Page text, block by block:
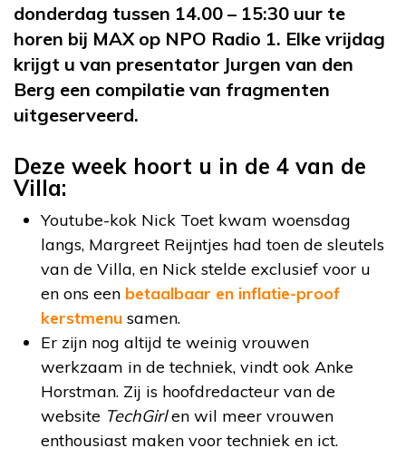
donderdag tussen 14.00 – 15:30 uur te
horen bij MAX op NPO Radio 1. Elke vrijdag
krijgt u van presentator Jurgen van den
Berg een compilatie van fragmenten
uitgeserveerd.
Deze week hoort u in de 4 van de
Villa:
Youtube-kok Nick Toet kwam woensdag
langs, Margreet Reijntjes had toen de sleutels
van de Villa, en Nick stelde exclusief voor u
en ons een betaalbaar en inflatie-proof
kerstmenu samen.
Er zijn nog altijd te weinig vrouwen
werkzaam in de techniek, vindt ook Anke
Horstman. Zij is hoofdredacteur van de
website TechGirlen wil meer vrouwen
enthousiast maken voor techniek en ict.